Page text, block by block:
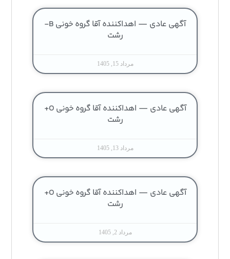
آگهی عادی — اهداکننده آقا گروه خونی B-
رشت
مرداد 15, 1405
آگهی عادی — اهداکننده آقا گروه خونی O+
رشت
مرداد 13, 1405
آگهی عادی — اهداکننده آقا گروه خونی O+
رشت
مرداد 2, 1405